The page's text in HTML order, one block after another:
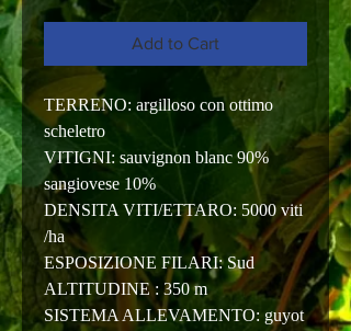
Add to Cart
TERRENO: argilloso con ottimo
scheletro
VITIGNI: sauvignon blanc 90%
sangiovese 10%
DENSITA VITI/ETTARO: 5000 viti
/ha
ESPOSIZIONE FILARI: Sud
ALTITUDINE : 350 m
SISTEMA ALLEVAMENTO: guyot